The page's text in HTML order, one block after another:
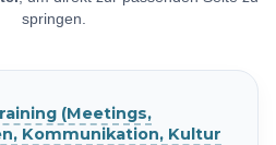
springen.
(Meetings,
Kommunikation, Kultur